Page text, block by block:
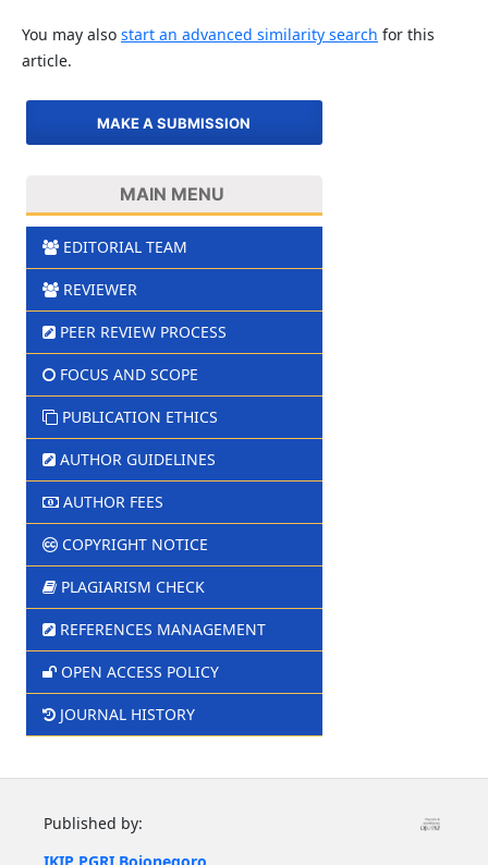
You may also start an advanced similarity search for this
article.
MAKE A SUBMISSION
MAIN MENU
EDITORIAL TEAM
REVIEWER
PEER REVIEW PROCESS
FOCUS AND SCOPE
PUBLICATION ETHICS
AUTHOR GUIDELINES
AUTHOR FEES
COPYRIGHT NOTICE
PLAGIARISM CHECK
REFERENCES MANAGEMENT
OPEN ACCESS POLICY
JOURNAL HISTORY
Published by:
IKIP PGRI Bojonegoro